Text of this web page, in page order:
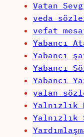
Vatan
veda
vefat
Yabancı
Yabancı
Yabancı
Yabancı
yalan
Yalnızlık
Yalnızlık